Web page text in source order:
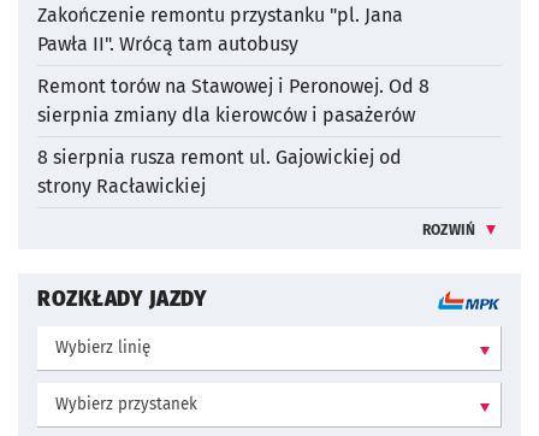
Zakończenie remontu przystanku "pl. Jana
Pawła II". Wrócą tam autobusy
otworzy się w nowej karcie
Remont torów na Stawowej i Peronowej. Od 8
sierpnia zmiany dla kierowców i pasażerów
otworzy się w nowej karcie
8 sierpnia rusza remont ul. Gajowickiej od
strony Racławickiej
otworzy się w nowej karcie
ROZWIŃ
ROZKŁADY JAZDY
Wybierz linię:
Wybierz przystanek: